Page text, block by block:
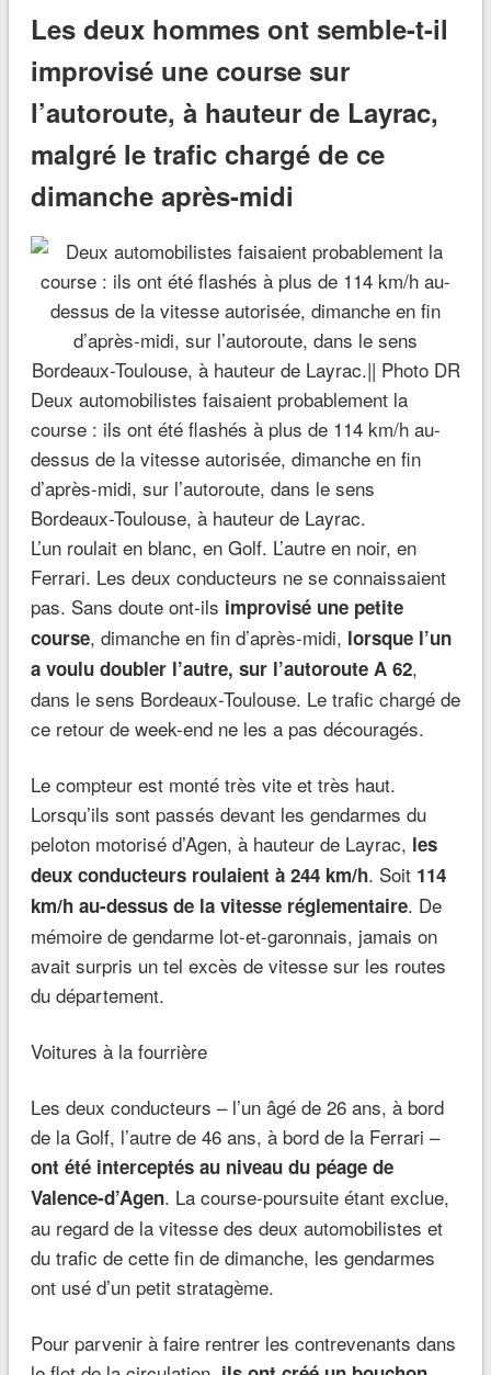
Les deux hommes ont semble-t-il
improvisé une course sur
l’autoroute, à hauteur de Layrac,
malgré le trafic chargé de ce
dimanche après-midi
Deux automobilistes faisaient probablement la
course : ils ont été flashés à plus de 114 km/h au-
dessus de la vitesse autorisée, dimanche en fin
d’après-midi, sur l’autoroute, dans le sens
Bordeaux-Toulouse, à hauteur de Layrac.
L’un roulait en blanc, en Golf. L’autre en noir, en
Ferrari. Les deux conducteurs ne se connaissaient
pas. Sans doute ont-ils improvisé une petite
course, dimanche en fin d’après-midi, lorsque l’un
a voulu doubler l’autre, sur l’autoroute A 62,
dans le sens Bordeaux-Toulouse. Le trafic chargé de
ce retour de week-end ne les a pas découragés.
Le compteur est monté très vite et très haut.
Lorsqu’ils sont passés devant les gendarmes du
peloton motorisé d’Agen, à hauteur de Layrac, les
deux conducteurs roulaient à 244 km/h. Soit 114
km/h au-dessus de la vitesse réglementaire. De
mémoire de gendarme lot-et-garonnais, jamais on
avait surpris un tel excès de vitesse sur les routes
du département.
Voitures à la fourrière
Les deux conducteurs – l’un âgé de 26 ans, à bord
de la Golf, l’autre de 46 ans, à bord de la Ferrari –
ont été interceptés au niveau du péage de
Valence-d’Agen. La course-poursuite étant exclue,
au regard de la vitesse des deux automobilistes et
du trafic de cette fin de dimanche, les gendarmes
ont usé d’un petit stratagème.
Pour parvenir à faire rentrer les contrevenants dans